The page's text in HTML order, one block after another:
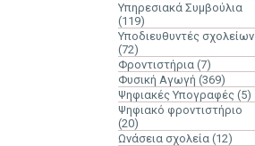
Υπηρεσιακά Συμβούλια
(119)
Υποδιευθυντές σχολείων
(72)
Φροντιστήρια (7)
Φυσική Αγωγή (369)
Ψηφιακές Υπογραφές (5)
Ψηφιακό φροντιστήριο
(20)
Ωνάσεια σχολεία (12)